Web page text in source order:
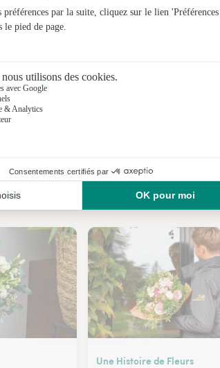
Nos fleuristes au Mage
Une Histoire de Fleurs